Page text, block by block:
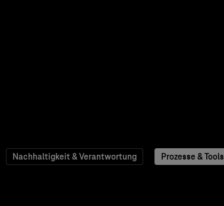
Nachhaltigkeit & Verantwortung Prozesse & Tools